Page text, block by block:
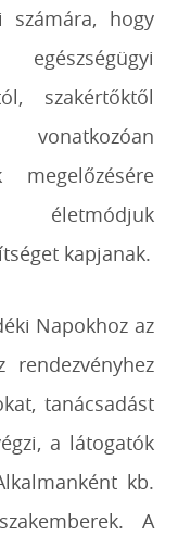
hogy
szakértőktől
vonatkozóan
megelőzésére
életmódjuk
kapjanak.
Napokhoz az
tanácsadást
a látogatók
kb.
A